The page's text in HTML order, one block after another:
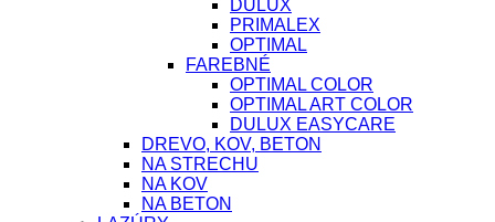
DULUX
PRIMALEX
OPTIMAL
FAREBNÉ
OPTIMAL COLOR
OPTIMAL ART COLOR
DULUX EASYCARE
DREVO, KOV, BETON
NA STRECHU
NA KOV
NA BETON